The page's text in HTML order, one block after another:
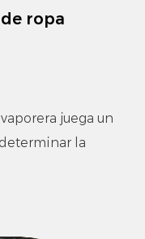
ropa
juega un
la